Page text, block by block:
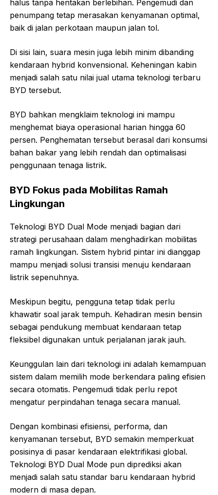
halus tanpa hentakan berlebihan. Pengemudi dan
penumpang tetap merasakan kenyamanan optimal,
baik di jalan perkotaan maupun jalan tol.
Di sisi lain, suara mesin juga lebih minim dibanding
kendaraan hybrid konvensional. Keheningan kabin
menjadi salah satu nilai jual utama teknologi terbaru
BYD tersebut.
BYD bahkan mengklaim teknologi ini mampu
menghemat biaya operasional harian hingga 60
persen. Penghematan tersebut berasal dari konsumsi
bahan bakar yang lebih rendah dan optimalisasi
penggunaan tenaga listrik.
BYD Fokus pada Mobilitas Ramah
Lingkungan
Teknologi BYD Dual Mode menjadi bagian dari
strategi perusahaan dalam menghadirkan mobilitas
ramah lingkungan. Sistem hybrid pintar ini dianggap
mampu menjadi solusi transisi menuju kendaraan
listrik sepenuhnya.
Meskipun begitu, pengguna tetap tidak perlu
khawatir soal jarak tempuh. Kehadiran mesin bensin
sebagai pendukung membuat kendaraan tetap
fleksibel digunakan untuk perjalanan jarak jauh.
Keunggulan lain dari teknologi ini adalah kemampuan
sistem dalam memilih mode berkendara paling efisien
secara otomatis. Pengemudi tidak perlu repot
mengatur perpindahan tenaga secara manual.
Dengan kombinasi efisiensi, performa, dan
kenyamanan tersebut, BYD semakin memperkuat
posisinya di pasar kendaraan elektrifikasi global.
Teknologi BYD Dual Mode pun diprediksi akan
menjadi salah satu standar baru kendaraan hybrid
modern di masa depan.